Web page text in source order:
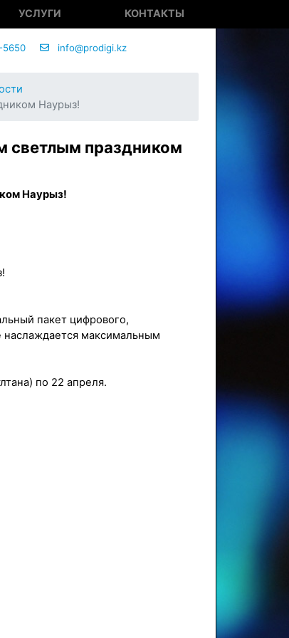
УСЛУГИ КОНТАКТЫ
5650 info@prodigi.kz
Наурыз!
светлым праздником
Наурыз!
пакет цифрового,
наслаждается максимальным
по 22 апреля.